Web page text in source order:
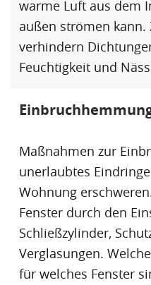
warme Luft aus dem
außen strömen kann.
verhindern
Feuchtigkeit und
Maßnahmen zur
unerlaubtes
Wohnung
Fenster durch den
Schließzylinder,
Verglasungen.
für welches Fenster